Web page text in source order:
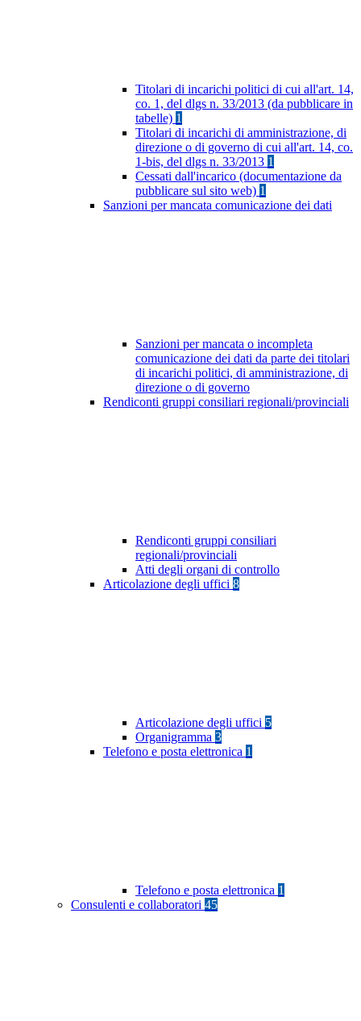
Titolari di incarichi politici di cui all'art. 14,
co. 1, del dlgs n. 33/2013 (da pubblicare in
tabelle) 1
Titolari di incarichi di amministrazione, di
direzione o di governo di cui all'art. 14, co.
1-bis, del dlgs n. 33/2013 1
Cessati dall'incarico (documentazione da
pubblicare sul sito web) 1
Sanzioni per mancata comunicazione dei dati
Sanzioni per mancata o incompleta
comunicazione dei dati da parte dei titolari
di incarichi politici, di amministrazione, di
direzione o di governo
Rendiconti gruppi consiliari regionali/provinciali
Rendiconti gruppi consiliari
regionali/provinciali
Atti degli organi di controllo
Articolazione degli uffici 8
Articolazione degli uffici 5
Organigramma 3
Telefono e posta elettronica 1
Telefono e posta elettronica 1
Consulenti e collaboratori 45